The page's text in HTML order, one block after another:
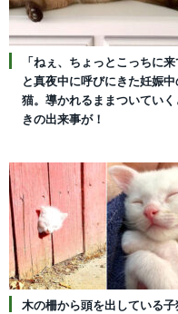
「ねぇ、ちょっとこっちに来
と真夜中に呼びにきた妊娠中
猫。導かれるままついていく
きの出来事が！
木の柵から頭を出している子